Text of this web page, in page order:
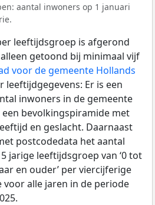
aantal inwoners op 1 januari
leeftijdsgroep is afgerond
getoond bij minimaal vijf
voor de gemeente Hollands
leeftijdgegevens: Er is een
inwoners in de gemeente
bevolkingspiramide met
en geslacht. Daarnaast
postcodedata het aantal
jarige leeftijdsgroep van ‘0 tot
en ouder’ per viercijferige
alle jaren in de periode